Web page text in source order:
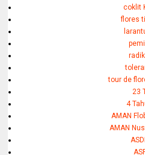
coklit
flores
tour de
23
4
AMAN
AMAN